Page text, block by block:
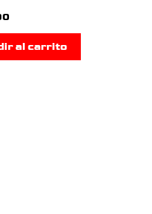
al carrito